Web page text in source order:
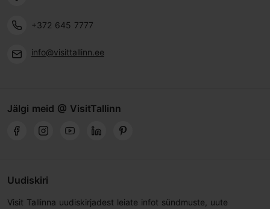
+372 645 7777
info@visittallinn.ee
Jälgi meid @ VisitTallinn
Uudiskiri
Visit Tallinna uudiskirjadest leiate infot sündmuste, uute